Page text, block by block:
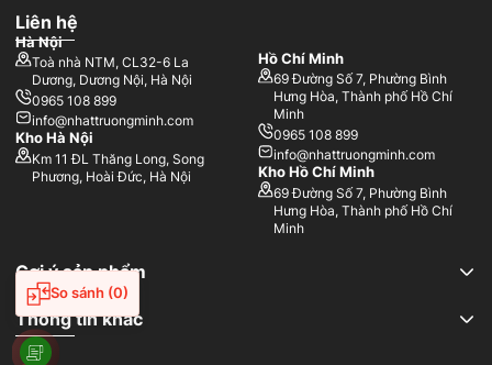
So sánh (0)
Liên hệ
Hà Nội
Toà nhà NTM, CL32-6 La
Dương, Dương Nội, Hà Nội
0965 108 899
info@nhattruongminh.com
Kho Hà Nội
Km 11 ĐL Thăng Long, Song
Phương, Hoài Đức, Hà Nội
Hồ Chí Minh
69 Đường Số 7, Phường Bình
Hưng Hòa, Thành phố Hồ Chí
Minh
0965 108 899
info@nhattruongminh.com
Kho Hồ Chí Minh
69 Đường Số 7, Phường Bình
Hưng Hòa, Thành phố Hồ Chí
Minh
Gợi ý sản phẩm
Thông tin khác